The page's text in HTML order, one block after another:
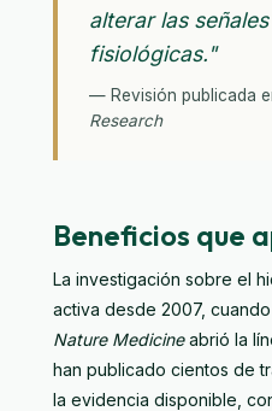
alterar las
fisiológicas."
— Revisión publicada
Research
Beneficios que
La investigación sobre el
activa desde 2007,
Nature Medicineabrió la
han publicado cientos de
la evidencia disponible,